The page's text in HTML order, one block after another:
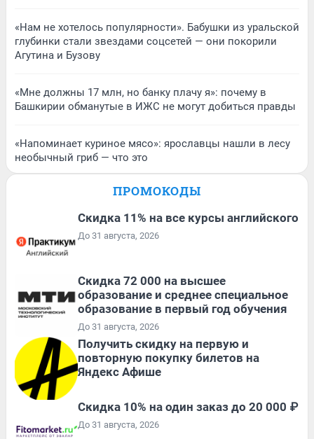
«Нам не хотелось популярности». Бабушки из уральской
глубинки стали звездами соцсетей — они покорили
Агутина и Бузову
«Мне должны 17 млн, но банку плачу я»: почему в
Башкирии обманутые в ИЖС не могут добиться правды
«Напоминает куриное мясо»: ярославцы нашли в лесу
необычный гриб — что это
ПРОМОКОДЫ
Скидка 11% на все курсы английского
До 31 августа, 2026
Скидка 72 000 на высшее
образование и среднее специальное
образование в первый год обучения
До 31 августа, 2026
Получить скидку на первую и
повторную покупку билетов на
Яндекс Афише
Скидка 10% на один заказ до 20 000 ₽
До 31 августа, 2026